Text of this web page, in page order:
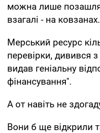
можна лише
взагалі - на ковзанах.
Мерський ресурс
перевірки, дивився з
видав геніальну
фінансування".
А от навіть не
Вони б ще відкрили